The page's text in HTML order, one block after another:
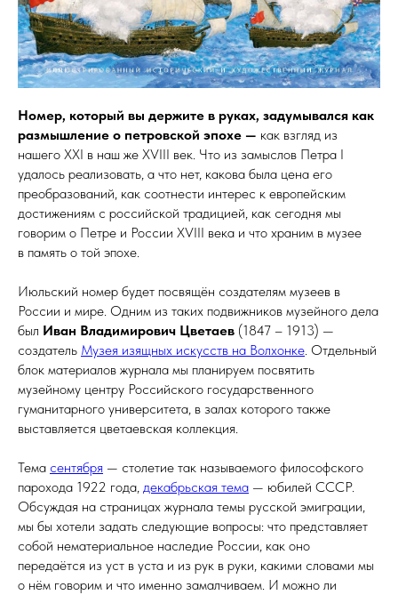
Номер, который вы держите в руках, задумывался как
размышление о петровской эпохе — как взгляд из
нашего XXI в наш же XVIII век. Что из замыслов Петра I
удалось реализовать, а что нет, какова была цена его
преобразований, как соотнести интерес к европейским
достижениям с российской традицией, как сегодня мы
говорим о Петре и России XVIII века и что храним в музее
в память о той эпохе.
Июльский номер будет посвящён создателям музеев в
России и мире. Одним из таких подвижников музейного дела
был Иван Владимирович Цветаев (1847 – 1913) —
создатель Музея изящных искусств на Волхонке. Отдельный
блок материалов журнала мы планируем посвятить
музейному центру Российского государственного
гуманитарного университета, в залах которого также
выставляется цветаевская коллекция.
Тема сентября — столетие так называемого философского
парохода 1922 года, декабрьская тема — юбилей СССР.
Обсуждая на страницах журнала темы русской эмиграции,
мы бы хотели задать следующие вопросы: что представляет
собой нематериальное наследие России, как оно
передаётся из уст в уста и из рук в руки, какими словами мы
о нём говорим и что именно замалчиваем. И можно ли